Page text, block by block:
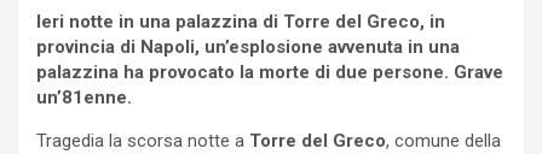
Ieri notte in una palazzina di Torre del Greco, in
provincia di Napoli, un’esplosione avvenuta in una
palazzina ha provocato la morte di due persone. Grave
un’81enne.
Tragedia la scorsa notte a Torre del Greco, comune della